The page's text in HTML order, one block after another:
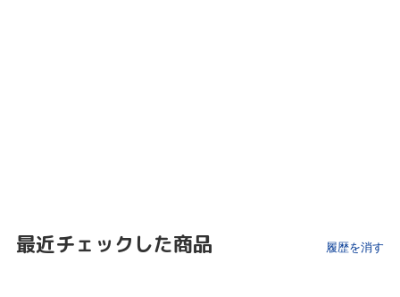
最近チェックした商品 履歴を消す